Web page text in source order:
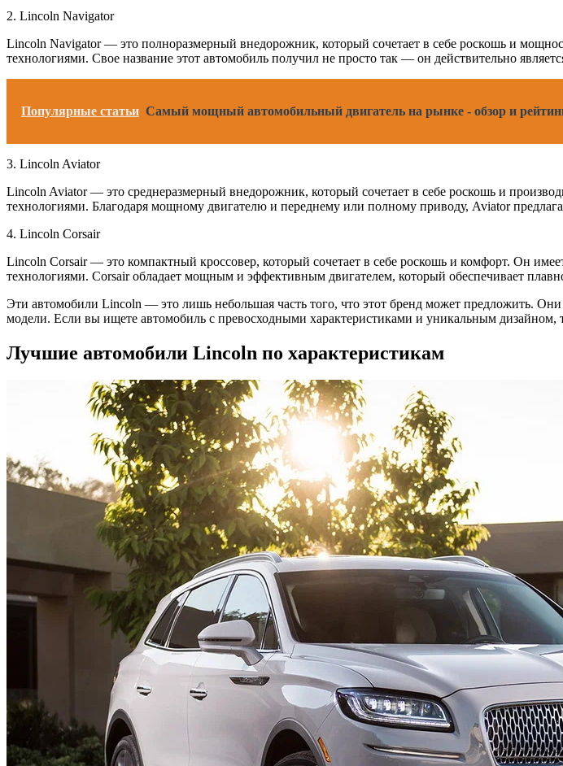
2. Lincoln Navigator
Lincoln Navigator — это полноразмерный внедорожник, который сочетает в себе роскошь и
технологиями. Свое название этот автомобиль получил не просто так — он действительно
Популярные статьи Самый мощный автомобильный двигатель на рынке - обзор и
3. Lincoln Aviator
Lincoln Aviator — это среднеразмерный внедорожник, который сочетает в себе роскошь и
технологиями. Благодаря мощному двигателю и переднему или полному приводу, Aviator
4. Lincoln Corsair
Lincoln Corsair — это компактный кроссовер, который сочетает в себе роскошь и комфорт. Он
технологиями. Corsair обладает мощным и эффективным двигателем, который обеспечивает
Эти автомобили Lincoln — это лишь небольшая часть того, что этот бренд может предложить.
модели. Если вы ищете автомобиль с превосходными характеристиками и уникальным
Лучшие автомобили Lincoln по характеристикам